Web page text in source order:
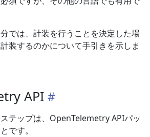
では、計装を行うことを決定した場
装するのかについて手引きを示しま
API
テップは、OpenTelemetry APIパッ
です。